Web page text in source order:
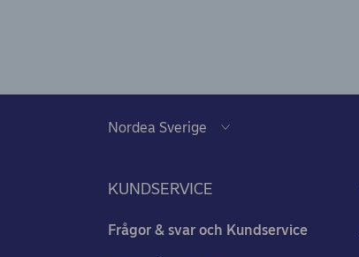
KUNDSERVICE
Frågor & svar och Kundservice